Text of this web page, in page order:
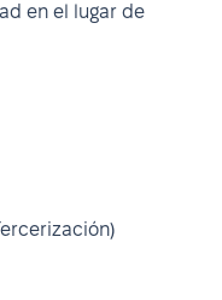
en el lugar de